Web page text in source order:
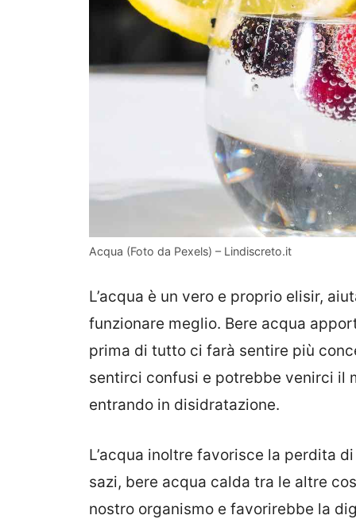
Acqua (Foto da Pexels) – Lindiscreto.it
L’acqua è un vero e proprio elisir,
funzionare meglio. Bere acqua
prima di tutto ci farà sentire più
sentirci confusi e potrebbe venirci il
entrando in disidratazione.
L’acqua inoltre favorisce la perdita
sazi, bere acqua calda tra le altre
nostro organismo e favorirebbe la